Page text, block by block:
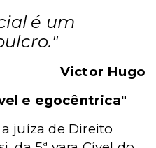
é um
Victor Hugo
e egocêntrica"
juíza de Direito